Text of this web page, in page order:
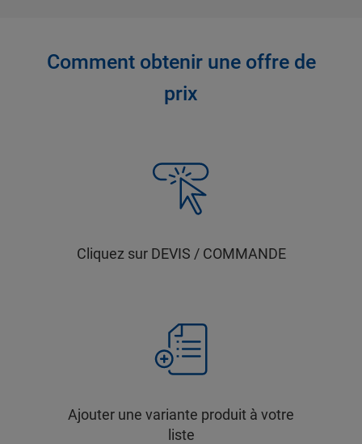
Comment obtenir une offre de
prix
Cliquez sur DEVIS / COMMANDE
Ajouter une variante produit à votre
liste